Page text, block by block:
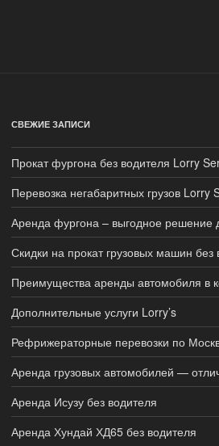
СВЕЖИЕ ЗАПИСИ
Прокат фургона без водителя Lorry
Перевозка негабаритных грузов Lorry
Аренда фургона – выгодное решение
Скидки на прокат грузовых машин без
Преимущества аренды автомобиля в
Дополнительные услуги Lorry’s
Рефрижераторные перевозки по
Аренда грузовых автомобилей —
Аренда Исузу без водителя
Аренда Хундай ХД65 без водителя